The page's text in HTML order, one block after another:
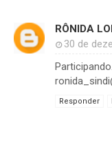
RÔNIDA
30 de
Participando.
Responder